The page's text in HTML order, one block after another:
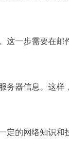
这一步需要在邮
务器信息。这样
定的网络知识和